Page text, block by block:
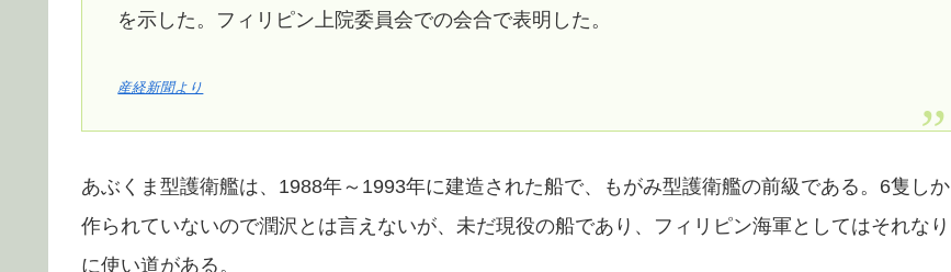
を示した。フィリピン上院委員会での会合で表明した。
産経新聞より
あぶくま型護衛艦は、1988年～1993年に建造された船で、もがみ型護衛艦の前級である。6隻しか
作られていないので潤沢とは言えないが、未だ現役の船であり、フィリピン海軍としてはそれなり
に使い道がある。